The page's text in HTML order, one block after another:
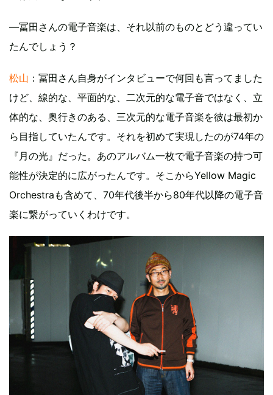
―冨田さんの電子音楽は、それ以前のものとどう違ってい
たんでしょう？
松山 ：冨田さん自身がインタビューで何回も言ってました
けど、線的な、平面的な、二次元的な電子音ではなく、立
体的な、奥行きのある、三次元的な電子音楽を彼は最初か
ら目指していたんです。それを初めて実現したのが74年の
『月の光』だった。あのアルバム一枚で電子音楽の持つ可
能性が決定的に広がったんです。そこからYellow Magic
Orchestraも含めて、70年代後半から80年代以降の電子音
楽に繋がっていくわけです。